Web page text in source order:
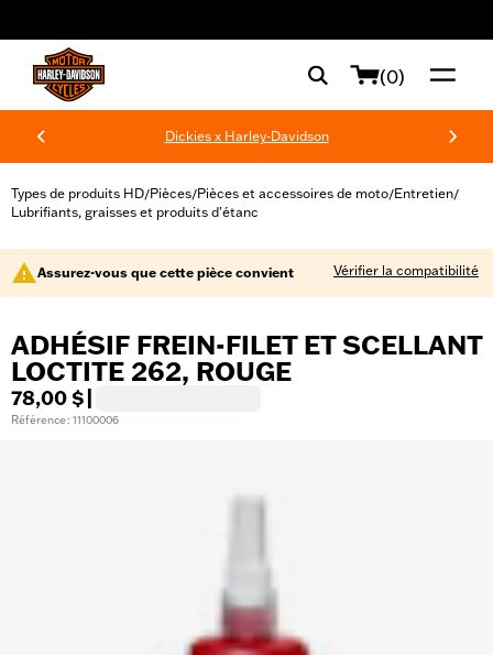
(0)
Dickies x Harley-Davidson
Types de produits HD/Pièces/Pièces et accessoires de moto/Entretien/
Lubrifiants, graisses et produits d'étanc
Assurez-vous que cette pièce convient Vérifier la compatibilité
ADHÉSIF FREIN-FILET ET SCELLANT
LOCTITE 262, ROUGE
78,00 $
Référence : 11100006